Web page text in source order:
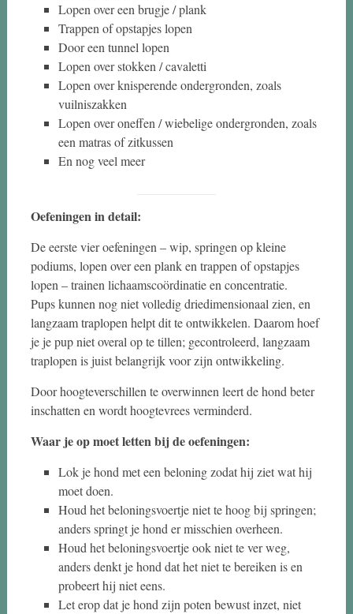
Lopen over een brugje / plank
Trappen of opstapjes lopen
Door een tunnel lopen
Lopen over stokken / cavaletti
Lopen over knisperende ondergronden, zoals
vuilniszakken
Lopen over oneffen / wiebelige ondergronden, zoals
een matras of zitkussen
En nog veel meer
Oefeningen in detail:
De eerste vier oefeningen – wip, springen op kleine
podiums, lopen over een plank en trappen of opstapjes
lopen – trainen lichaamscoördinatie en concentratie.
Pups kunnen nog niet volledig driedimensionaal zien, en
langzaam traplopen helpt dit te ontwikkelen. Daarom hoef
je je pup niet overal op te tillen; gecontroleerd, langzaam
traplopen is juist belangrijk voor zijn ontwikkeling.
Door hoogteverschillen te overwinnen leert de hond beter
inschatten en wordt hoogtevrees verminderd.
Waar je op moet letten bij de oefeningen:
Lok je hond met een beloning zodat hij ziet wat hij
moet doen.
Houd het beloningsvoertje niet te hoog bij springen;
anders springt je hond er misschien overheen.
Houd het beloningsvoertje ook niet te ver weg,
anders denkt je hond dat het niet te bereiken is en
probeert hij niet eens.
Let erop dat je hond zijn poten bewust inzet, niet